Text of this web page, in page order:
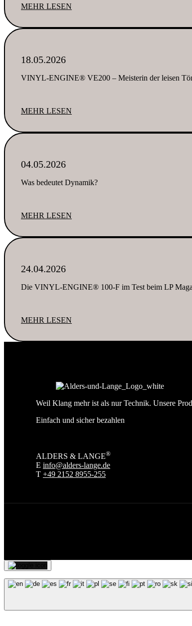
MEHR LESEN
18.05.2026
VINYL-ENGINE® VE200 – Meisterin der leisen
MEHR LESEN
04.05.2026
Was bedeutet Dynamik?
MEHR LESEN
24.04.2026
Die VINYL-ENGINE® 100‑F im Test beim LP
MEHR LESEN
Weil Klang mehr ist als nur Technik. Unsere
Einfach und sicher bezahlen
ALDERS & LANGE®
E info@alders-lange.de
T +49 2152 8955-255